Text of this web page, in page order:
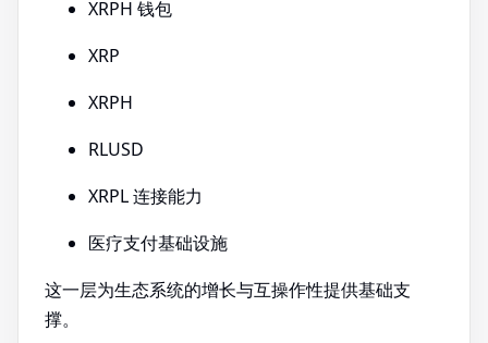
XRPH 钱包
XRP
XRPH
RLUSD
XRPL 连接能力
医疗支付基础设施
这一层为生态系统的增长与互操作性提供基础支
撑。